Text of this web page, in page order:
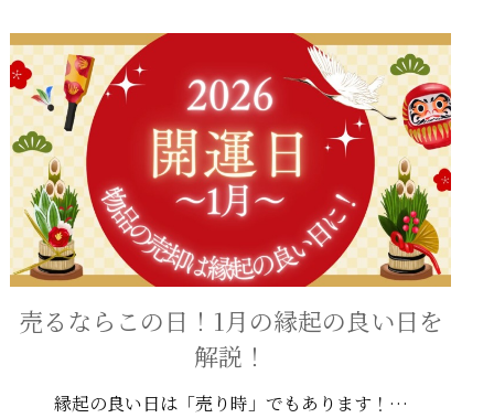
売るならこの日！1月の縁起の良い日を
解説！
縁起の良い日は「売り時」でもあります！…